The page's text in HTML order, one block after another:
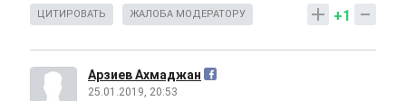
+1
ЦИТИРОВАТЬ ЖАЛОБА МОДЕРАТОРУ
Арзиев Ахмаджан
25.01.2019, 20:53